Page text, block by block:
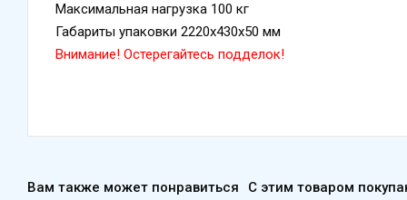
Максимальная нагрузка 100 кг
Габариты упаковки 2220х430х50 мм
Внимание! Остерегайтесь подделок!
Вам также может понравиться С этим товаром